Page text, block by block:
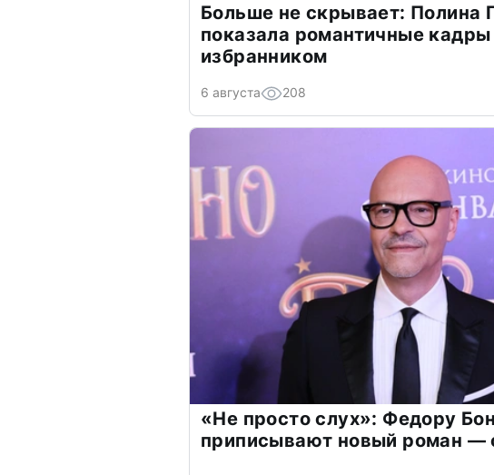
Больше не скрывает: Полина
показала романтичные
избранником
6 августа 208
«Не просто слух»: Федору
приписывают новый роман —